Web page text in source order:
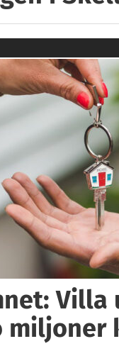
miljoner